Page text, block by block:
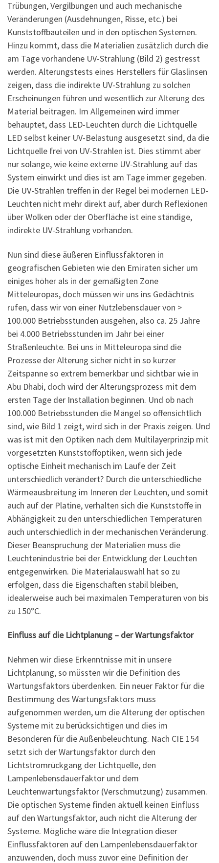
Trübungen, Vergilbungen und auch mechanische
Veränderungen (Ausdehnungen, Risse, etc.) bei
Kunststoffbauteilen und in den optischen Systemen.
Hinzu kommt, dass die Materialien zusätzlich durch die
am Tage vorhandene UV-Strahlung (Bild 2) gestresst
werden. Alterungstests eines Herstellers für Glaslinsen
zeigen, dass die indirekte UV-Strahlung zu solchen
Erscheinungen führen und wesentlich zur Alterung des
Material beitragen. Im Allgemeinen wird immer
behauptet, dass LED-Leuchten durch die Lichtquelle
LED selbst keiner UV-Belastung ausgesetzt sind, da die
Lichtquelle frei von UV-Strahlen ist. Dies stimmt aber
nur solange, wie keine externe UV-Strahlung auf das
System einwirkt und dies ist am Tage immer gegeben.
Die UV-Strahlen treffen in der Regel bei modernen LED-
Leuchten nicht mehr direkt auf, aber durch Reflexionen
über Wolken oder der Oberfläche ist eine ständige,
indirekte UV-Strahlung vorhanden.
Nun sind diese äußeren Einflussfaktoren in
geografischen Gebieten wie den Emiraten sicher um
einiges höher als in der gemäßigten Zone
Mitteleuropas, doch müssen wir uns ins Gedächtnis
rufen, dass wir von einer Nutzlebensdauer von >
100.000 Betriebsstunden ausgehen, also ca. 25 Jahre
bei 4.000 Betriebsstunden im Jahr bei einer
Straßenleuchte. Bei uns in Mitteleuropa sind die
Prozesse der Alterung sicher nicht in so kurzer
Zeitspanne so extrem bemerkbar und sichtbar wie in
Abu Dhabi, doch wird der Alterungsprozess mit dem
ersten Tage der Installation beginnen. Und ob nach
100.000 Betriebsstunden die Mängel so offensichtlich
sind, wie Bild 1 zeigt, wird sich in der Praxis zeigen. Und
was ist mit den Optiken nach dem Multilayerprinzip mit
vorgesetzten Kunststoffoptiken, wenn sich jede
optische Einheit mechanisch im Laufe der Zeit
unterschiedlich verändert? Durch die unterschiedliche
Wärmeausbreitung im Inneren der Leuchten, und somit
auch auf der Platine, verhalten sich die Kunststoffe in
Abhängigkeit zu den unterschiedlichen Temperaturen
auch unterschiedlich in der mechanischen Veränderung.
Dieser Beanspruchung der Materialien muss die
Leuchtenindustrie bei der Entwicklung der Leuchten
entgegenwirken. Die Materialauswahl hat so zu
erfolgen, dass die Eigenschaften stabil bleiben,
idealerweise auch bei maximalen Temperaturen von bis
zu 150°C.
Einfluss auf die Lichtplanung – der Wartungsfaktor
Nehmen wir diese Erkenntnisse mit in unsere
Lichtplanung, so müssten wir die Definition des
Wartungsfaktors überdenken. Ein neuer Faktor für die
Bestimmung des Wartungsfaktors muss
aufgenommen werden, um die Alterung der optischen
Systeme mit zu berücksichtigen und dies im
Besonderen für die Außenbeleuchtung. Nach CIE 154
setzt sich der Wartungsfaktor durch den
Lichtstromrückgang der Lichtquelle, den
Lampenlebensdauerfaktor und dem
Leuchtenwartungsfaktor (Verschmutzung) zusammen.
Die optischen Systeme finden aktuell keinen Einfluss
auf den Wartungsfaktor, auch nicht die Alterung der
Systeme. Mögliche wäre die Integration dieser
Einflussfaktoren auf den Lampenlebensdauerfaktor
anzuwenden, doch muss zuvor eine Definition der